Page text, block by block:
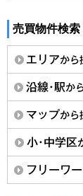
売買物件検索